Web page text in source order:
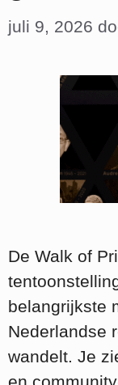
juli 9, 2026
De Walk of
belangrijkste
Nederlandse
wandelt. Je
en